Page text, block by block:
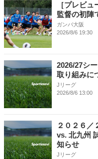
［プレビ
監督の初陣
ガンバ大阪
2026/8/6 19:30
2026/27シ
取り組みに
Jリーグ
2026/8/6 13:00
２０２６／
vs. 北九州
知らせ
Jリーグ